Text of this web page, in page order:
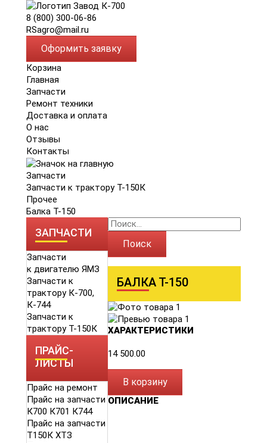
8 (800) 300-06-86
RSagro@mail.ru
Оформить заявку
Корзина
Главная
Запчасти
Ремонт техники
Доставка и оплата
О нас
Отзывы
Контакты
Запчасти
Запчасти к трактору Т-150К
Прочее
Балка Т-150
ЗАПЧАСТИ
Запчасти
к двигателю ЯМЗ
Запчасти к
трактору К-700,
К-744
Запчасти к
трактору Т-150К
ПРАЙС-
ЛИСТЫ
Прайс на ремонт
Прайс на запчасти
К700 К701 К744
Прайс на запчасти
Т150К ХТЗ
Поиск
БАЛКА Т-150
ХАРАКТЕРИСТИКИ
14 500.00
В корзину
ОПИСАНИЕ